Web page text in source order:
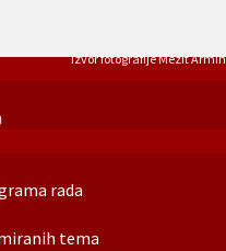
rada
tema
Izvor fotografije Mezit Armin